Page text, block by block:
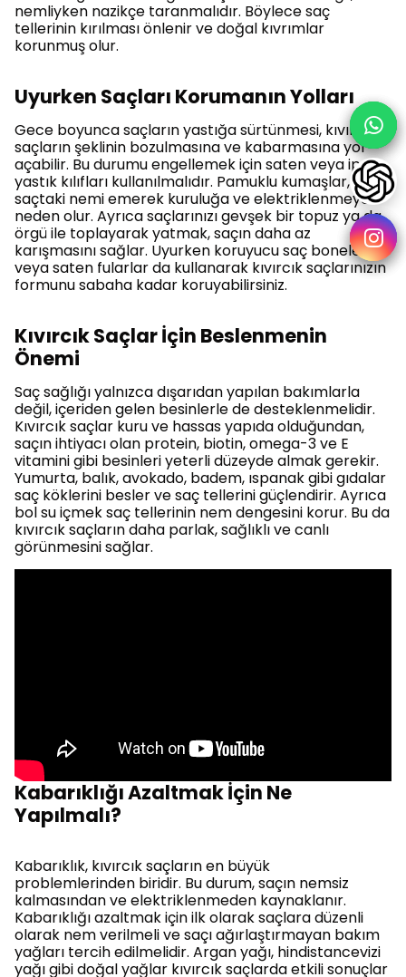
nemliyken nazikçe taranmalıdır. Böylece saç
tellerinin kırılması önlenir ve doğal kıvrımlar
korunmuş olur.
Uyurken Saçları Korumanın Yolları
Gece boyunca saçların yastığa sürtünmesi, kıvırcık
saçların şeklinin bozulmasına ve kabarmasına yol
açabilir. Bu durumu engellemek için saten veya ipek
yastık kılıfları kullanılmalıdır. Pamuklu kumaşlar,
saçtaki nemi emerek kuruluğa ve elektriklenmeye
neden olur. Ayrıca saçlarınızı gevşek bir topuz ya da
örgü ile toplayarak yatmak, saçın daha az
karışmasını sağlar. Uyurken koruyucu saç boneleri
veya saten fularlar da kullanarak kıvırcık saçlarınızın
formunu sabaha kadar koruyabilirsiniz.
Kıvırcık Saçlar İçin Beslenmenin
Önemi
Saç sağlığı yalnızca dışarıdan yapılan bakımlarla
değil, içeriden gelen besinlerle de desteklenmelidir.
Kıvırcık saçlar kuru ve hassas yapıda olduğundan,
saçın ihtiyacı olan protein, biotin, omega-3 ve E
vitamini gibi besinleri yeterli düzeyde almak gerekir.
Yumurta, balık, avokado, badem, ıspanak gibi gıdalar
saç köklerini besler ve saç tellerini güçlendirir. Ayrıca
bol su içmek saç tellerinin nem dengesini korur. Bu da
kıvırcık saçların daha parlak, sağlıklı ve canlı
görünmesini sağlar.
Kabarıklığı Azaltmak İçin Ne
Yapılmalı?
Kabarıklık, kıvırcık saçların en büyük
problemlerinden biridir. Bu durum, saçın nemsiz
kalmasından ve elektriklenmeden kaynaklanır.
Kabarıklığı azaltmak için ilk olarak saçlara düzenli
olarak nem verilmeli ve saçı ağırlaştırmayan bakım
yağları tercih edilmelidir. Argan yağı, hindistancevizi
yağı gibi doğal yağlar kıvırcık saçlarda etkili sonuçlar